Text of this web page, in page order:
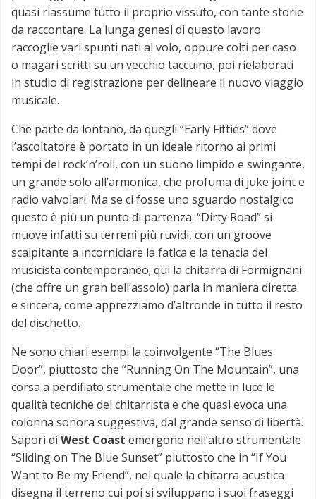
quasi riassume tutto il proprio vissuto, con tante storie
da raccontare. La lunga genesi di questo lavoro
raccoglie vari spunti nati al volo, oppure colti per caso
o magari scritti su un vecchio taccuino, poi rielaborati
in studio di registrazione per delineare il nuovo viaggio
musicale.
Che parte da lontano, da quegli “Early Fifties” dove
l’ascoltatore è portato in un ideale ritorno ai primi
tempi del rock’n’roll, con un suono limpido e swingante,
un grande solo all’armonica, che profuma di juke joint e
radio valvolari. Ma se ci fosse uno sguardo nostalgico
questo è più un punto di partenza: “Dirty Road” si
muove infatti su terreni più ruvidi, con un groove
scalpitante a incorniciare la fatica e la tenacia del
musicista contemporaneo; qui la chitarra di Formignani
(che offre un gran bell’assolo) parla in maniera diretta
e sincera, come apprezziamo d’altronde in tutto il resto
del dischetto.
Ne sono chiari esempi la coinvolgente “The Blues
Door”, piuttosto che “Running On The Mountain”, una
corsa a perdifiato strumentale che mette in luce le
qualità tecniche del chitarrista e che quasi evoca una
colonna sonora suggestiva, dal grande senso di libertà.
Sapori di West Coast emergono nell’altro strumentale
“Sliding on The Blue Sunset” piuttosto che in “If You
Want to Be my Friend”, nel quale la chitarra acustica
disegna il terreno cui poi si sviluppano i suoi fraseggi